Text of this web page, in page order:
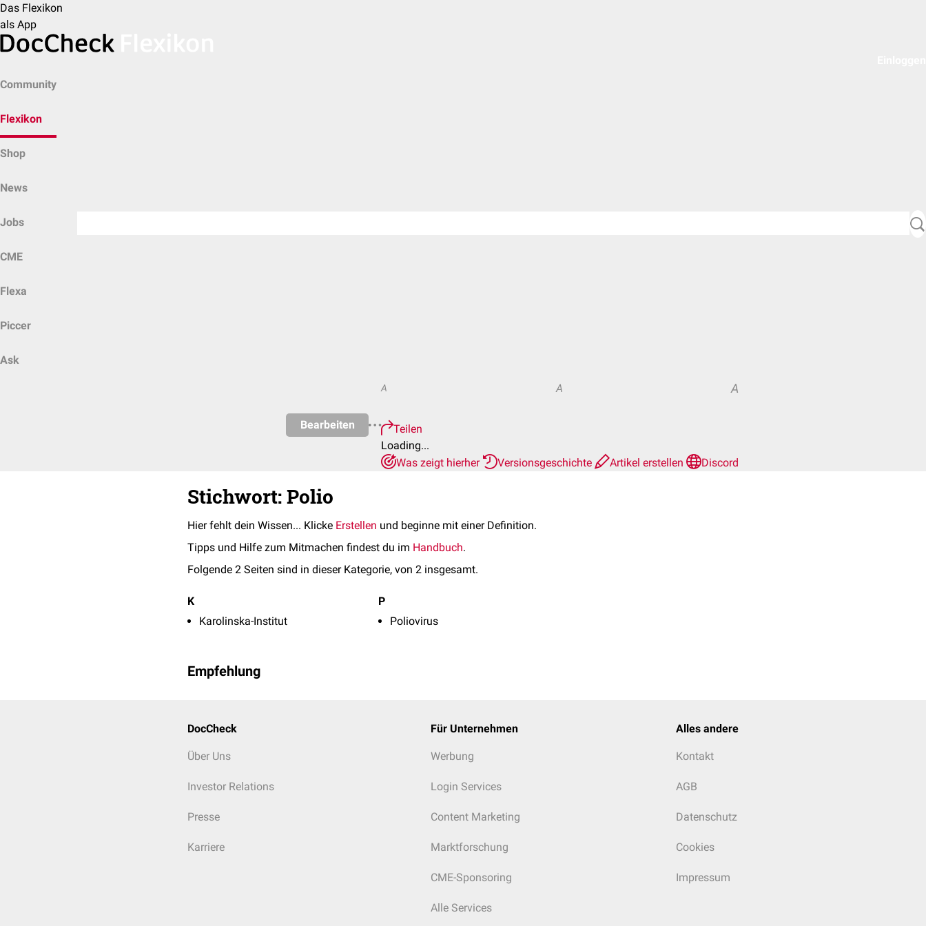
Das Flexikon
als App
Community
Flexikon
Shop
News
Jobs
CME
Flexa
Piccer
Ask
Bearbeiten
A A A
Teilen
Loading...
Was zeigt hierher
Versionsgeschichte Artikel erstellen Discord
Stichwort: Polio
Hier fehlt dein Wissen... Klicke Erstellen und beginne mit einer Definition.
Tipps und Hilfe zum Mitmachen findest du im Handbuch.
Folgende 2 Seiten sind in dieser Kategorie, von 2 insgesamt.
K
Karolinska-Institut
P
Poliovirus
Empfehlung
DocCheck
Über Uns
Investor Relations
Presse
Karriere
Für Unternehmen
Werbung
Login Services
Content Marketing
Marktforschung
CME-Sponsoring
Alle Services
Alles andere
Kontakt
AGB
Datenschutz
Cookies
Impressum